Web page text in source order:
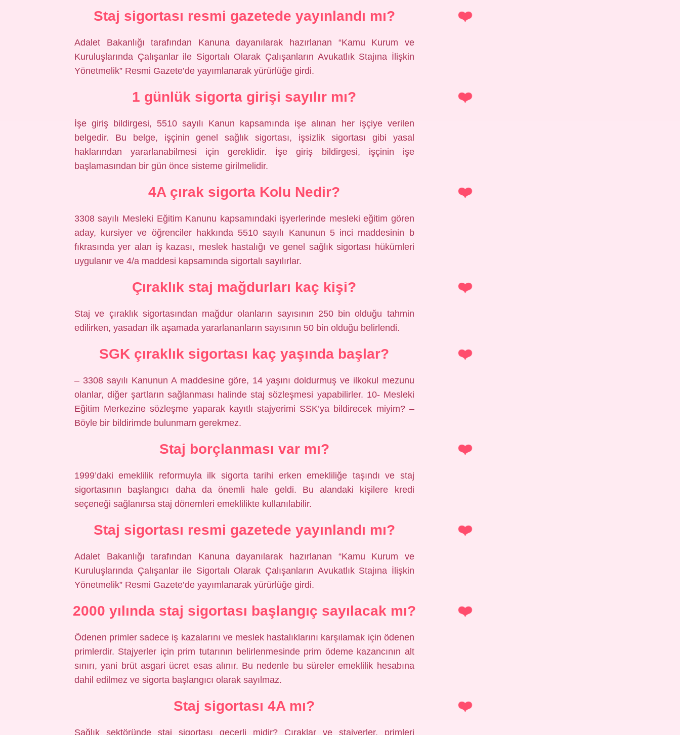
Staj sigortası resmi gazetede yayınlandı mı?
Adalet Bakanlığı tarafından Kanuna dayanılarak hazırlanan “Kamu Kurum ve
Kuruluşlarında Çalışanlar ile Sigortalı Olarak Çalışanların Avukatlık Stajına İlişkin
Yönetmelik” Resmi Gazete’de yayımlanarak yürürlüğe girdi.
1 günlük sigorta girişi sayılır mı?
İşe giriş bildirgesi, 5510 sayılı Kanun kapsamında işe alınan her işçiye verilen
belgedir. Bu belge, işçinin genel sağlık sigortası, işsizlik sigortası gibi yasal
haklarından yararlanabilmesi için gereklidir. İşe giriş bildirgesi, işçinin işe
başlamasından bir gün önce sisteme girilmelidir.
4A çırak sigorta Kolu Nedir?
3308 sayılı Mesleki Eğitim Kanunu kapsamındaki işyerlerinde mesleki eğitim gören
aday, kursiyer ve öğrenciler hakkında 5510 sayılı Kanunun 5 inci maddesinin b
fıkrasında yer alan iş kazası, meslek hastalığı ve genel sağlık sigortası hükümleri
uygulanır ve 4/a maddesi kapsamında sigortalı sayılırlar.
Çıraklık staj mağdurları kaç kişi?
Staj ve çıraklık sigortasından mağdur olanların sayısının 250 bin olduğu tahmin
edilirken, yasadan ilk aşamada yararlananların sayısının 50 bin olduğu belirlendi.
SGK çıraklık sigortası kaç yaşında başlar?
– 3308 sayılı Kanunun A maddesine göre, 14 yaşını doldurmuş ve ilkokul mezunu
olanlar, diğer şartların sağlanması halinde staj sözleşmesi yapabilirler. 10- Mesleki
Eğitim Merkezine sözleşme yaparak kayıtlı stajyerimi SSK’ya bildirecek miyim? –
Böyle bir bildirimde bulunmam gerekmez.
Staj borçlanması var mı?
1999’daki emeklilik reformuyla ilk sigorta tarihi erken emekliliğe taşındı ve staj
sigortasının başlangıcı daha da önemli hale geldi. Bu alandaki kişilere kredi
seçeneği sağlanırsa staj dönemleri emeklilikte kullanılabilir.
Staj sigortası resmi gazetede yayınlandı mı?
Adalet Bakanlığı tarafından Kanuna dayanılarak hazırlanan “Kamu Kurum ve
Kuruluşlarında Çalışanlar ile Sigortalı Olarak Çalışanların Avukatlık Stajına İlişkin
Yönetmelik” Resmi Gazete’de yayımlanarak yürürlüğe girdi.
2000 yılında staj sigortası başlangıç sayılacak mı?
Ödenen primler sadece iş kazalarını ve meslek hastalıklarını karşılamak için ödenen
primlerdir. Stajyerler için prim tutarının belirlenmesinde prim ödeme kazancının alt
sınırı, yani brüt asgari ücret esas alınır. Bu nedenle bu süreler emeklilik hesabına
dahil edilmez ve sigorta başlangıcı olarak sayılmaz.
Staj sigortası 4A mı?
Sağlık sektöründe staj sigortası geçerli midir? Çıraklar ve stajyerler, primleri